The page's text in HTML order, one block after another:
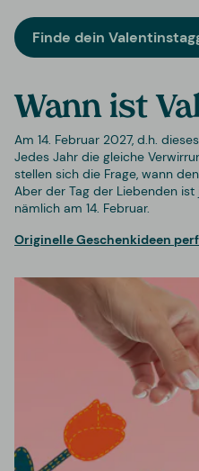
Finde dein
Wann ist
Am 14. Februar 2027, d.h.
Jedes Jahr die gleiche
stellen sich die Frage, wann
Aber der Tag der Liebenden
nämlich am 14. Februar.
Originelle Geschenkideen